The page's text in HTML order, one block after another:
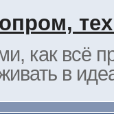
как всё
в